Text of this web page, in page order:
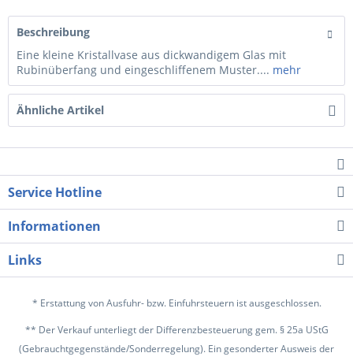
Beschreibung
Eine kleine Kristallvase aus dickwandigem Glas mit
Rubinüberfang und eingeschliffenem Muster.... mehr
Ähnliche Artikel
Service Hotline
Informationen
Links
* Erstattung von Ausfuhr- bzw. Einfuhrsteuern ist ausgeschlossen.
** Der Verkauf unterliegt der Differenzbesteuerung gem. § 25a UStG
(Gebrauchtgegenstände/Sonderregelung). Ein gesonderter Ausweis der